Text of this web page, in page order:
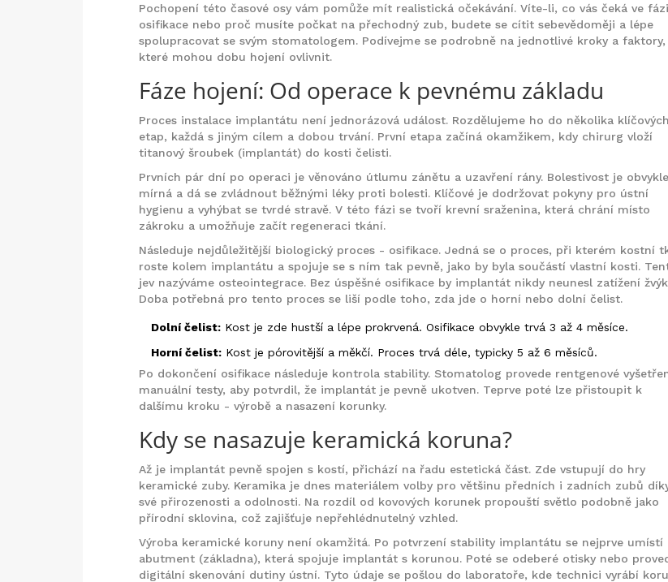
Pochopení této časové osy vám pomůže mít realistická očekávání. Víte-li, co vás čeká ve fázi
osifikace nebo proč musíte počkat na přechodný zub, budete se cítit sebevědoměji a lépe
spolupracovat se svým stomatologem. Podívejme se podrobně na jednotlivé kroky a faktory,
které mohou dobu hojení ovlivnit.
Fáze hojení: Od operace k pevnému základu
Proces instalace implantátu není jednorázová událost. Rozdělujeme ho do několika klíčových
etap, každá s jiným cílem a dobou trvání. První etapa začíná okamžikem, kdy chirurg vloží
titanový šroubek (implantát) do kosti čelisti.
Prvních pár dní po operaci je věnováno útlumu zánětu a uzavření rány. Bolestivost je obvykle
mírná a dá se zvládnout běžnými léky proti bolesti. Klíčové je dodržovat pokyny pro ústní
hygienu a vyhýbat se tvrdé stravě. V této fázi se tvoří krevní sraženina, která chrání místo
zákroku a umožňuje začít regeneraci tkání.
Následuje nejdůležitější biologický proces - osifikace. Jedná se o proces, při kterém kostní
roste kolem implantátu a spojuje se s ním tak pevně, jako by byla součástí vlastní kosti.
jev nazýváme osteointegrace. Bez úspěšné osifikace by implantát nikdy neunesl zatížení
Doba potřebná pro tento proces se liší podle toho, zda jde o horní nebo dolní čelist.
Dolní čelist: Kost je zde hustší a lépe prokrvená. Osifikace obvykle trvá 3 až 4 měsíce.
Horní čelist: Kost je pórovitější a měkčí. Proces trvá déle, typicky 5 až 6 měsíců.
Po dokončení osifikace následuje kontrola stability. Stomatolog provede rentgenové
manuální testy, aby potvrdil, že implantát je pevně ukotven. Teprve poté lze přistoupit k
dalšímu kroku - výrobě a nasazení korunky.
Kdy se nasazuje keramická koruna?
Až je implantát pevně spojen s kostí, přichází na řadu estetická část. Zde vstupují do hry
keramické zuby. Keramika je dnes materiálem volby pro většinu předních i zadních zubů
své přirozenosti a odolnosti. Na rozdíl od kovových korunek propouští světlo podobně jako
přírodní sklovina, což zajišťuje nepřehlédnutelný vzhled.
Výroba keramické koruny není okamžitá. Po potvrzení stability implantátu se nejprve umístí
abutment (základna), která spojuje implantát s korunou. Poté se odeberé otisky nebo
digitální skenování dutiny ústní. Tyto údaje se pošlou do laboratoře, kde technici vyrábí